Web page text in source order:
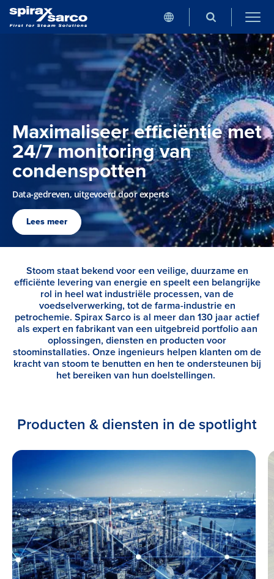
Maximaliseer efficiëntie met
24/7 monitoring van
condenspotten
Data-gedreven, uitgevoerd door experts
Lees meer
Stoom staat bekend voor een veilige, duurzame en
efficiënte levering van energie en speelt een belangrijke
rol in heel wat industriële processen, van de
voedselverwerking, tot de farma-industrie en
petrochemie. Spirax Sarco is al meer dan 130 jaar actief
als expert en fabrikant van een uitgebreid portfolio aan
oplossingen, diensten en producten voor
stoominstallaties. Onze ingenieurs helpen klanten om de
kracht van stoom te benutten en hen te ondersteunen bij
het bereiken van hun doelstellingen.
Producten & diensten in de spotlight